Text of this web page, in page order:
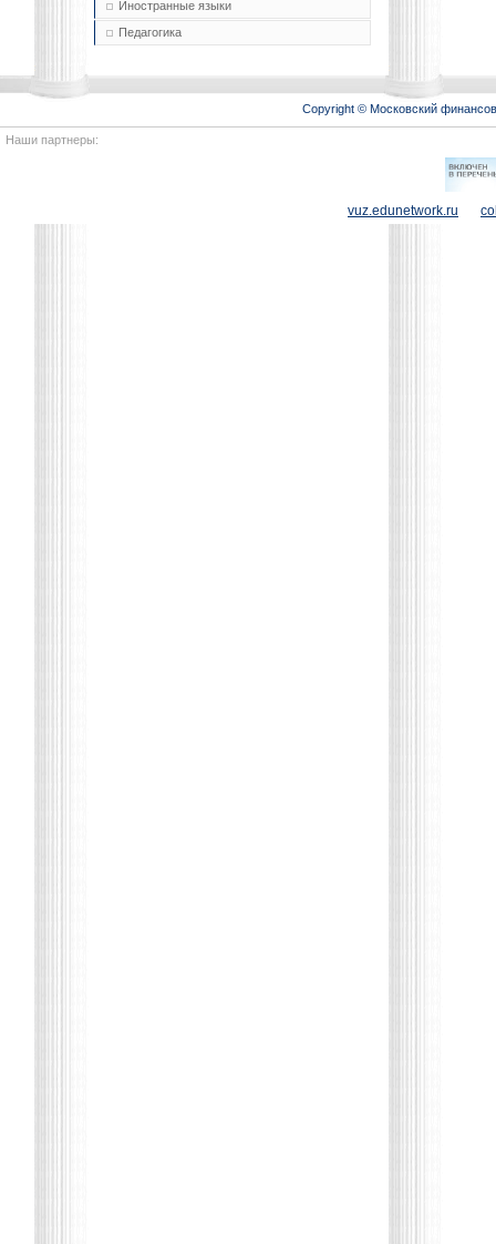
Иностранные языки
Педагогика
Copyright © Московский
Наши партнеры:
vuz.edunetwork.ru